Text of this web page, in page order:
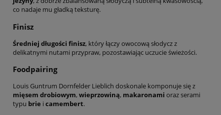
co nadaje mu gładką teksturę.
Finisz
Średniej długości finisz, który łączy owocową słodycz z
delikatnymi nutami przypraw, pozostawiając uczucie świeżości.
Foodpairing
Louis Guntrum Dornfelder Lieblich doskonale komponuje się z
mięsem drobiowym, wieprzowiną, makaronami oraz serami
typu brie i camembert.